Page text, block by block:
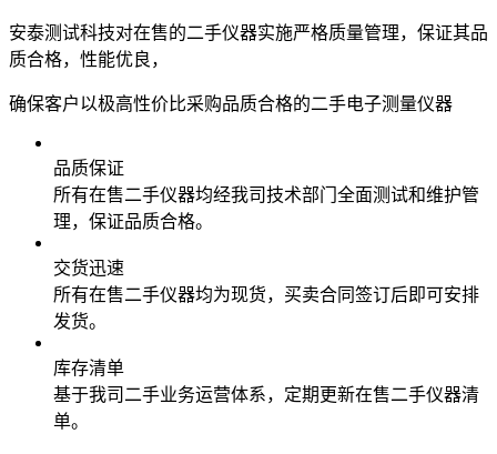
安泰测试科技对在售的二手仪器实施严格质量管理，保证其品
质合格，性能优良，
确保客户以极高性价比采购品质合格的二手电子测量仪器
品质保证
所有在售二手仪器均经我司技术部门全面测试和维护管
理，保证品质合格。
交货迅速
所有在售二手仪器均为现货，买卖合同签订后即可安排
发货。
库存清单
基于我司二手业务运营体系，定期更新在售二手仪器清
单。